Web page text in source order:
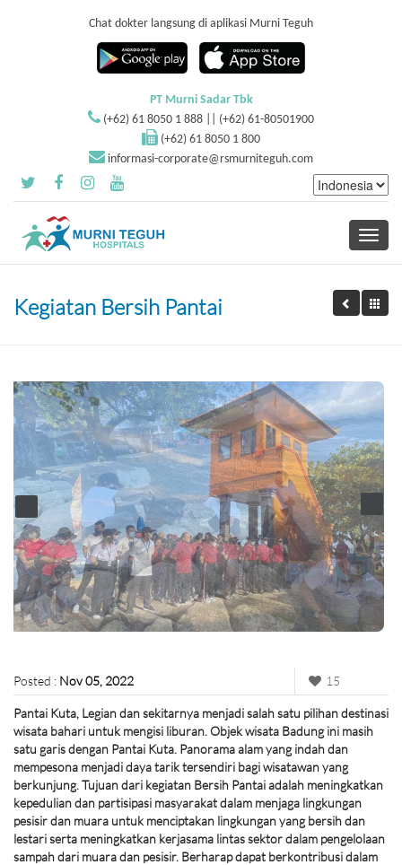
Chat dokter langsung di aplikasi Murni Teguh
PT Murni Sadar Tbk
(+62) 61 8050 1 888 || (+62) 61-80501900
(+62) 61 8050 1 800
informasi-corporate@rsmurniteguh.com
Toggle
Kegiatan Bersih Pantai
Posted : Nov 05, 2022 15
Pantai Kuta, Legian dan sekitarnya menjadi salah satu pilihan destinasi
wisata bahari untuk mengisi liburan. Objek wisata Badung ini masih
satu garis dengan Pantai Kuta. Panorama alam yang indah dan
mempesona menjadi daya tarik tersendiri bagi wisatawan yang
berkunjung. Tujuan dari kegiatan Bersih Pantai adalah meningkatkan
kepedulian dan partisipasi masyarakat dalam menjaga lingkungan
pesisir dan muara untuk menciptakan lingkungan yang bersih dan
lestari serta meningkatkan kerjasama lintas sektor dalam pengelolaan
sampah dari muara dan pesisir. Berharap dapat berkontribusi dalam